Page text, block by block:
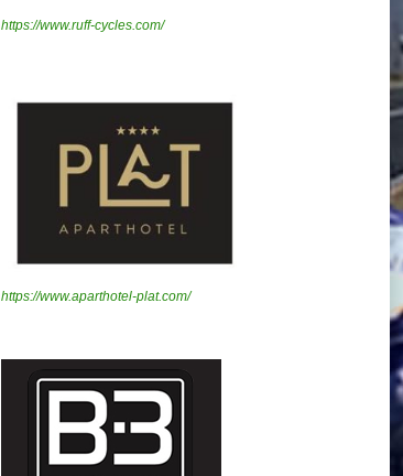
https://www.ruff-cycles.com/
https://www.aparthotel-plat.com/